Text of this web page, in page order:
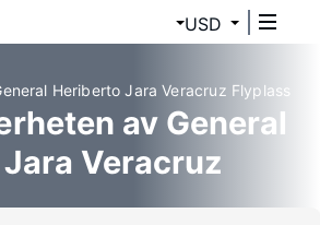
USD
Heriberto Jara Veracruz Flyplass
av General
Veracruz